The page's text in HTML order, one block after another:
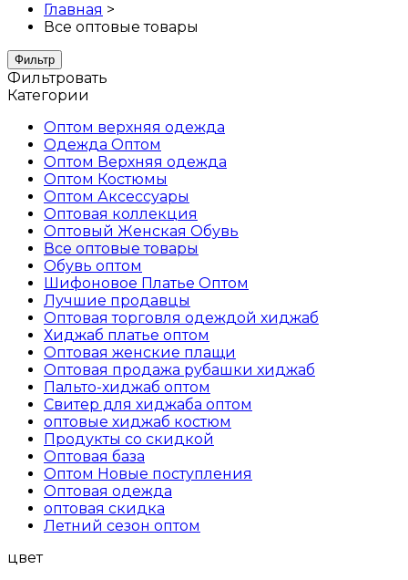
Главная >
Все оптовые товары
Фильтр
Фильтровать
Категории
Оптом верхняя одежда
Одежда Оптом
Оптом Верхняя одежда
Оптом Костюмы
Оптом Аксессуары
Оптовая коллекция
Oптовый Женская Обувь
Все оптовые товары
Обувь оптом
Шифоновое Платье Оптом
Лучшие продавцы
Оптовая торговля одеждой хиджаб
Хиджаб платье оптом
Оптовая женские плащи
Оптовая продажа рубашки хиджаб
Пальто-хиджаб оптом
Свитер для хиджаба оптом
оптовые хиджаб костюм
Продукты со скидкой
Оптовая база
Оптом Новые поступления
Оптовая одежда
оптовая скидка
Летний сезон оптом
цвет